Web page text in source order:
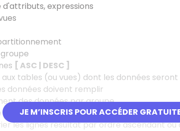
JE M’INSCRIS POUR ACCÉDER
d'attributs, expressions
[ ASC | DESC ]
tables (ou vues) dont les données seront
données doivent remplir
des données par groupe
satisfaisant pas la condition sont éliminés
les lignes résultat par ordre ascendant